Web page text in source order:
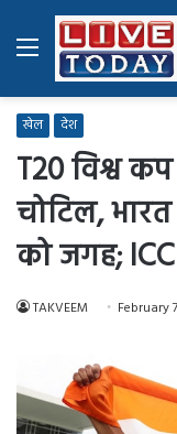
Menu
खेल देश
T20 विश्व
चोटिल,
को जगह;
TAKVEEM February